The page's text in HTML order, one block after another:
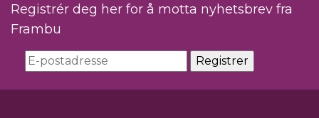
Registrér deg her for å motta nyhetsbrev fra
Frambu